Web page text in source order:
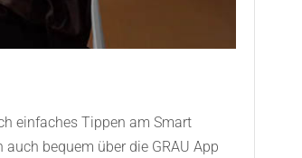
einfaches Tippen am Smart
bequem über die GRAU App